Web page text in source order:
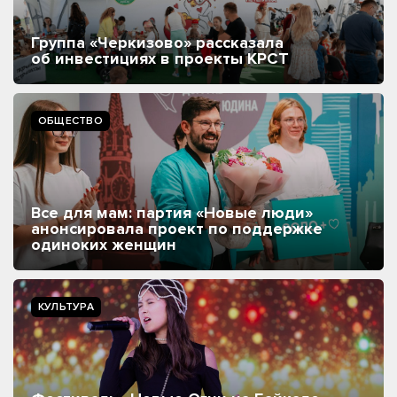
Группа «Черкизово» рассказала
об инвестициях в проекты КРСТ
ОБЩЕСТВО
Все для мам: партия «Новые люди»
анонсировала проект по поддержке
одиноких женщин
КУЛЬТУРА